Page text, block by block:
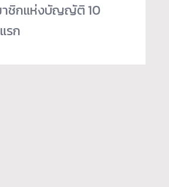
าชิกแห่งบัญญัติ 10
รก